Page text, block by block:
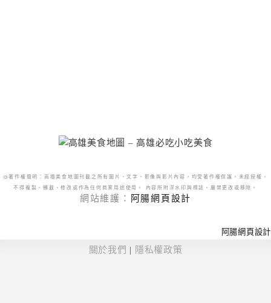
@著作權聲明：高雄美食地圖刊載之所有圖片、文字、影像與影片內容，均受著作權保護。未經授權，
不得複製、轉載、修改或作為任何商業用途使用。 內容所附浮水印與標誌，嚴禁更改或移除。
網站維護： 阿腸網頁設計
阿腸網頁設計
關於我們 | 隱私權政策